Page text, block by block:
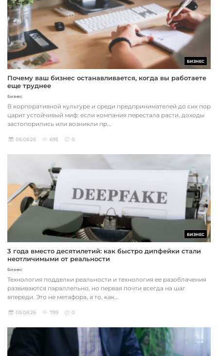
БИЗНЕС
Почему ваш бизнес останавливается, когда вы работаете
еще труднее
Бизнес
В корпоративной культуре и среди предпринимателей до сих пор
царит устойчивый миф: если компания перестала расти, доходы
застопорились или возникли пр...
06.08.26 695 0
БИЗНЕС
3 года вместо десятилетий: как быстро дипфейки стали
неотличимыми от реальности
Бизнес
Технология подделки реальности и технология ее разоблачения
развиваются параллельно, но первая почти всегда на шаг
впереди. Это не метафора, а то, как...
05.08.26 799 0